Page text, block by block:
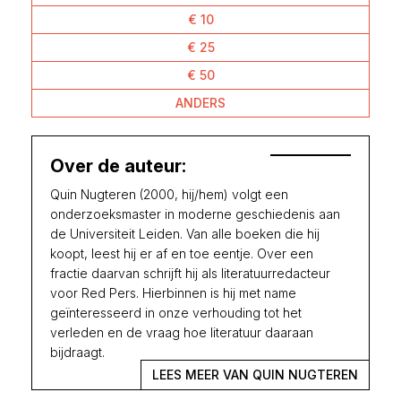
€ 10
€ 25
€ 50
ANDERS
Over de auteur:
Quin Nugteren (2000, hij/hem) volgt een
onderzoeksmaster in moderne geschiedenis aan
de Universiteit Leiden. Van alle boeken die hij
koopt, leest hij er af en toe eentje. Over een
fractie daarvan schrijft hij als literatuurredacteur
voor Red Pers. Hierbinnen is hij met name
geïnteresseerd in onze verhouding tot het
verleden en de vraag hoe literatuur daaraan
bijdraagt.
LEES MEER VAN QUIN NUGTEREN